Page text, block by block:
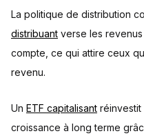
La politique de distribution
distribuant verse les
compte, ce qui attire ceux
revenu.
Un ETF capitalisant réinvestit
croissance à long terme